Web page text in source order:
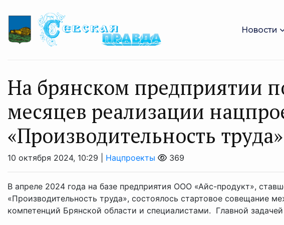
Новости
На брянском предприятии
месяцев реализации
«Производительность труда»
10 октября 2024, 10:29 | Нацпроекты 369
В апреле 2024 года на базе предприятия ООО «Айс-продукт»,
«Производительность труда», состоялось стартовое совещание
компетенций Брянской области и специалистами. Главной задачей